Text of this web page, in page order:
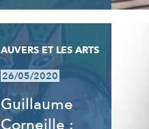
AUVERS ET LES ARTS
26/05/2020
Guillaume
Corneille :